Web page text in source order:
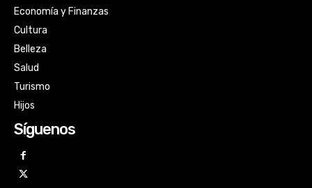
Economía y Finanzas
Cultura
Belleza
Salud
Turismo
Hijos
Síguenos